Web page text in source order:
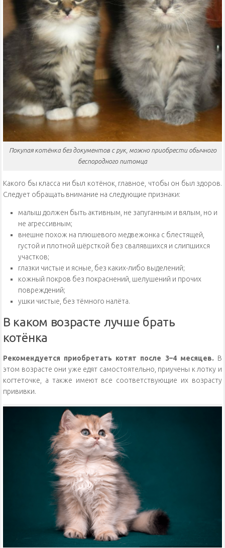
Покупая котёнка без документов с рук, можно приобрести обычного
беспородного питомца
Какого бы класса ни был котёнок, главное, чтобы он был здоров.
Следует обращать внимание на следующие признаки:
малыш должен быть активным, не запуганным и вялым, но и
не агрессивным;
внешне похож на плюшевого медвежонка с блестящей,
густой и плотной шёрсткой без свалявшихся и слипшихся
участков;
глазки чистые и ясные, без каких-либо выделений;
кожный покров без покраснений, шелушений и прочих
повреждений;
ушки чистые, без тёмного налёта.
В каком возрасте лучше брать
котёнка
Рекомендуется приобретать котят после 3–4 месяцев. В
этом возрасте они уже едят самостоятельно, приучены к лотку и
когтеточке, а также имеют все соответствующие их возрасту
прививки.